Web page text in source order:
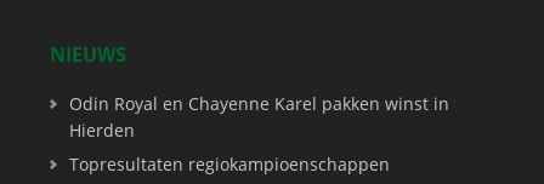
NIEUWS
Odin Royal en Chayenne Karel pakken winst in
Hierden
Topresultaten regiokampioenschappen